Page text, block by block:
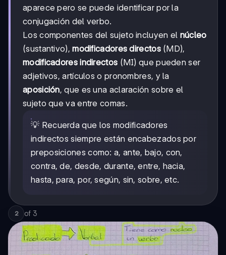
aparece pero se puede identificar por la
conjugación del verbo.
Los componentes del sujeto incluyen el núcleo
(sustantivo),modificadores directos(MD),
modificadores indirectos (MI) que pueden ser
adjetivos, artículos o pronombres, y la
aposición, que es una aclaración sobre el
sujeto que va entre comas.
💡 Recuerda que los modificadores
indirectos siempre están encabezados por
preposiciones como: a, ante, bajo, con,
contra, de, desde, durante, entre, hacia,
hasta, para, por, según, sin, sobre, etc.
2 of 3